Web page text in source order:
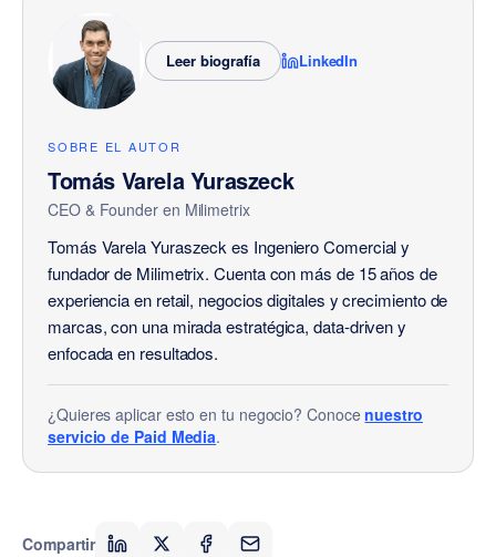
Leer biografía LinkedIn
SOBRE EL AUTOR
Tomás Varela Yuraszeck
CEO & Founderen Milimetrix
Tomás Varela Yuraszeck es Ingeniero Comercial y
fundador de Milimetrix. Cuenta con más de 15 años de
experiencia en retail, negocios digitales y crecimiento de
marcas, con una mirada estratégica, data-driven y
enfocada en resultados.
¿Quieres aplicar esto en tu negocio? Conocenuestro
servicio de Paid Media.
Compartir